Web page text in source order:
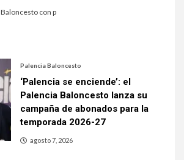
Baloncesto con p
Palencia Baloncesto
‘Palencia se enciende’: el
Palencia Baloncesto lanza su
campaña de abonados para la
temporada 2026-27
agosto 7, 2026